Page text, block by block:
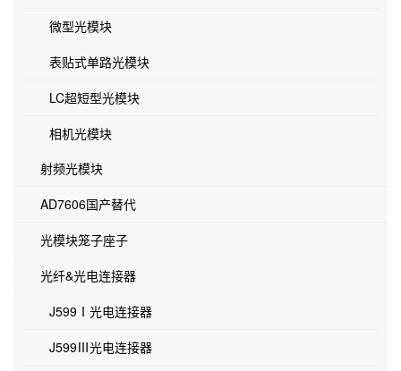
微型光模块
表贴式单路光模块
LC超短型光模块
相机光模块
射频光模块
AD7606国产替代
光模块笼子座子
光纤&光电连接器
J599Ⅰ光电连接器
J599Ⅲ光电连接器